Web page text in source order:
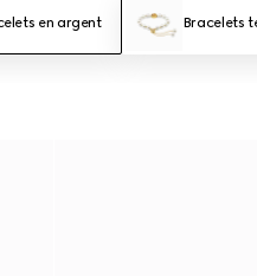
en argent Bracelets